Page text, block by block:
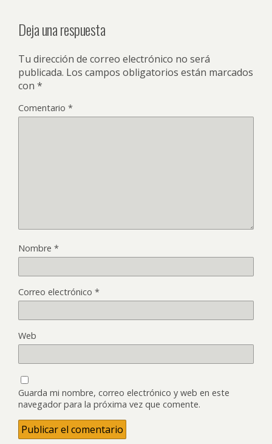
Deja una respuesta
Tu dirección de correo electrónico no será
publicada. Los campos obligatorios están marcados
con *
Comentario *
Nombre *
Correo electrónico *
Web
Guarda mi nombre, correo electrónico y web en este
navegador para la próxima vez que comente.